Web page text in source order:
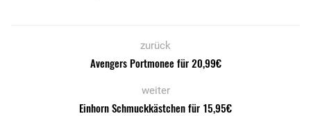
zurück
Avengers Portmonee für 20,99€
weiter
Einhorn Schmuckkästchen für 15,95€